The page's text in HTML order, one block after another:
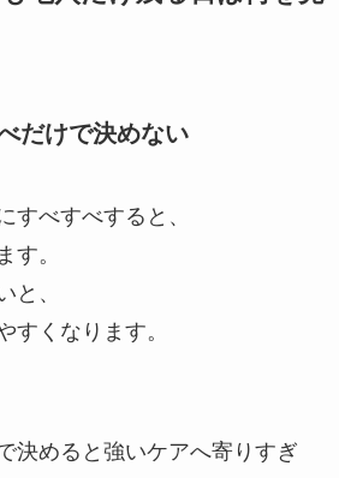
だけで決めない
すべすべすると、
す。
と、
すくなります。
決めると強いケアへ寄りすぎ